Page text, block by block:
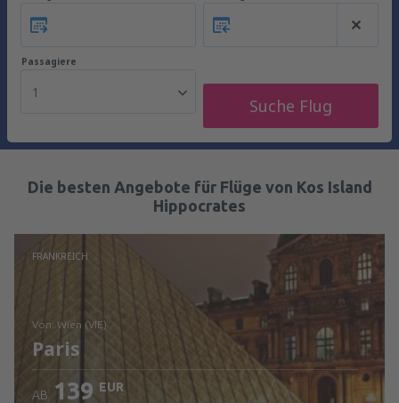
Passagiere
1
Suche Flug
Die besten Angebote für Flüge von Kos Island
Hippocrates
FRANKREICH
von: Wien (VIE)
Paris
AB 139 EUR